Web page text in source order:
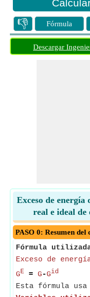
👎 Fórmula
Descargar
Exceso de
real e ideal de
PASO 0: Resumen del
Fórmula
Exceso de
GE = G-Gid
Esta fórmula usa